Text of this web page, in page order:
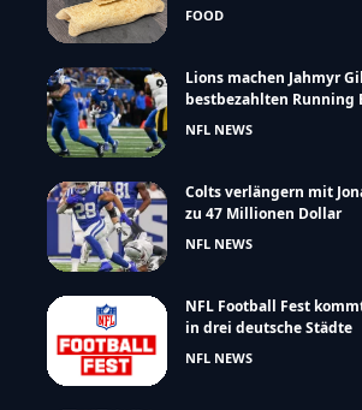
FOOD
Lions machen Jahmyr
bestbezahlten Running
NFL NEWS
Colts verlängern mit
zu 47 Millionen Dollar
NFL NEWS
NFL Football Fest
in drei deutsche Städte
NFL NEWS